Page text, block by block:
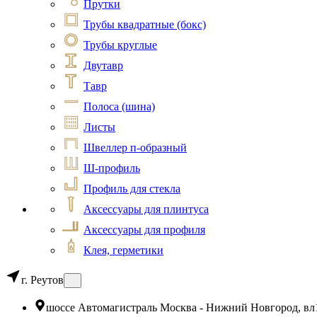
Прутки
Трубы квадратные (бокс)
Трубы круглые
Двутавр
Тавр
Полоса (шина)
Листы
Швеллер п-образный
Ш-профиль
Профиль для стекла
Аксессуары для плинтуса
Аксессуары для профиля
Клея, герметики
г. Реутов
шоссе Автомагистраль Москва - Нижний Новгород,